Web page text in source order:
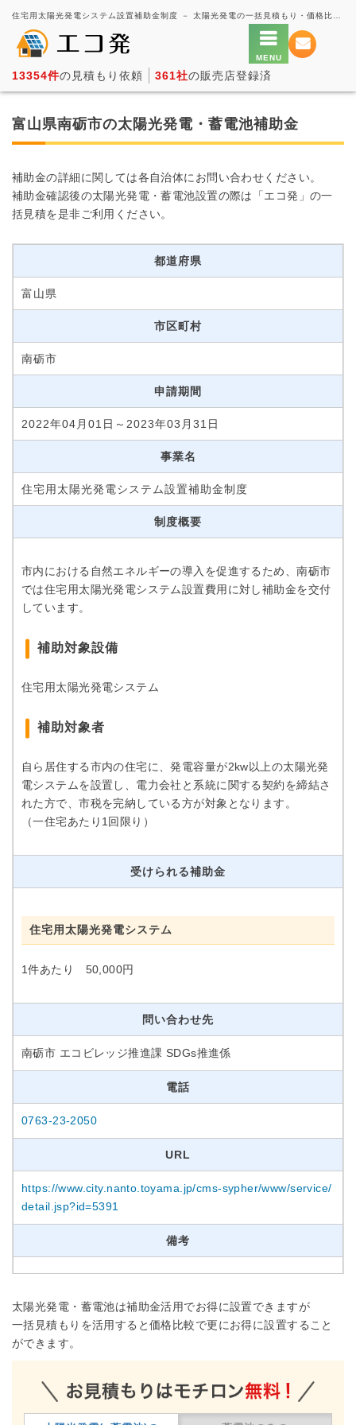
13354件の見積もり依頼 361社の販売店登録済
富山県南砺市の太陽光発電・蓄電池補助金
補助金の詳細に関しては各自治体にお問い合わせください。
補助金確認後の太陽光発電・蓄電池設置の際は「エコ発」の一
括見積を是非ご利用ください。
都道府県
富山県
市区町村
南砺市
申請期間
2022年04月01日～2023年03月31日
事業名
住宅用太陽光発電システム設置補助金制度
制度概要
市内における自然エネルギーの導入を促進するため、南砺市
では住宅用太陽光発電システム設置費用に対し補助金を交付
しています。
補助対象設備
住宅用太陽光発電システム
補助対象者
自ら居住する市内の住宅に、発電容量が2kw以上の太陽光発
電システムを設置し、電力会社と系統に関する契約を締結さ
れた方で、市税を完納している方が対象となります。
（一住宅あたり1回限り）
受けられる補助金
住宅用太陽光発電システム
1件あたり 50,000円
問い合わせ先
南砺市 エコビレッジ推進課 SDGs推進係
電話
0763-23-2050
URL
https://www.city.nanto.toyama.jp/cms-sypher/www/service/
detail.jsp?id=5391
備考
太陽光発電・蓄電池は補助金活用でお得に設置できますが
一括見積もりを活用すると価格比較で更にお得に設置すること
ができます。